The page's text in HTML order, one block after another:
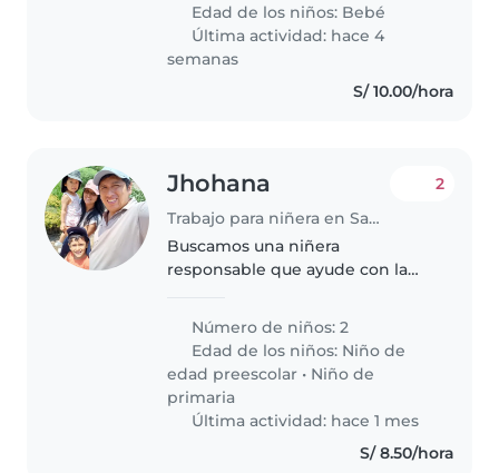
Edad de los niños: Bebé
Última actividad: hace 4
semanas
S/ 10.00/hora
Jhohana
Trabajo para niñera en Santa Anita - Los Ficus
2
Buscamos una niñera
responsable que ayude con la
pequeños cariñosos,
independientes e inteligentes.
¡Gracias
Número de niños: 2
Edad de los niños: Niño de
edad preescolar • Niño de
primaria
Última actividad: hace 1 mes
S/ 8.50/hora